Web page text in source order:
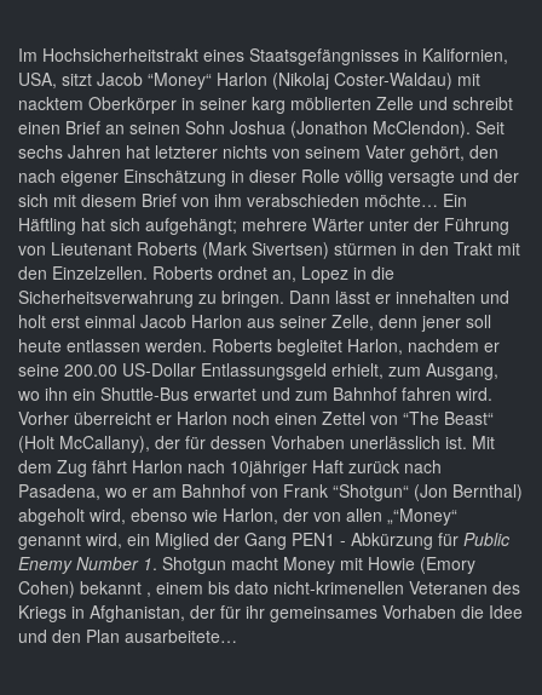
Im Hochsicherheitstrakt eines Staatsgefängnisses in Kalifornien,
USA, sitzt Jacob “Money“ Harlon (Nikolaj Coster-Waldau) mit
nacktem Oberkörper in seiner karg möblierten Zelle und schreibt
einen Brief an seinen Sohn Joshua (Jonathon McClendon). Seit
sechs Jahren hat letzterer nichts von seinem Vater gehört, den
nach eigener Einschätzung in dieser Rolle völlig versagte und der
sich mit diesem Brief von ihm verabschieden möchte… Ein
Häftling hat sich aufgehängt; mehrere Wärter unter der Führung
von Lieutenant Roberts (Mark Sivertsen) stürmen in den Trakt mit
den Einzelzellen. Roberts ordnet an, Lopez in die
Sicherheitsverwahrung zu bringen. Dann lässt er innehalten und
holt erst einmal Jacob Harlon aus seiner Zelle, denn jener soll
heute entlassen werden. Roberts begleitet Harlon, nachdem er
seine 200.00 US-Dollar Entlassungsgeld erhielt, zum Ausgang,
wo ihn ein Shuttle-Bus erwartet und zum Bahnhof fahren wird.
Vorher überreicht er Harlon noch einen Zettel von “The Beast“
(Holt McCallany), der für dessen Vorhaben unerlässlich ist. Mit
dem Zug fährt Harlon nach 10jähriger Haft zurück nach
Pasadena, wo er am Bahnhof von Frank “Shotgun“ (Jon Bernthal)
abgeholt wird, ebenso wie Harlon, der von allen „“Money“
genannt wird, ein Miglied der Gang PEN1 - Abkürzung für Public
Enemy Number 1. Shotgun macht Money mit Howie (Emory
Cohen) bekannt , einem bis dato nicht-krimenellen Veteranen des
Kriegs in Afghanistan, der für ihr gemeinsames Vorhaben die Idee
und den Plan ausarbeitete…